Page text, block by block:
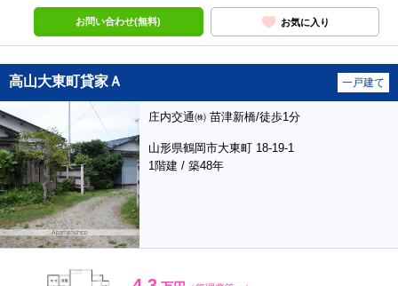
お問い合わせ(無料) お気に入り
高山大東町貸家Ａ 一戸建て
庄内交通㈱ 苗津新橋/徒歩1分
山形県鶴岡市大東町 18-19-1
1階建 / 築48年